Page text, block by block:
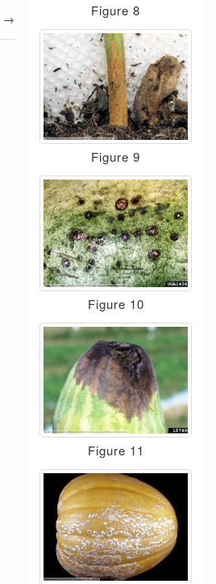
→ Figure 8
Figure 9
Figure 10
Figure 11